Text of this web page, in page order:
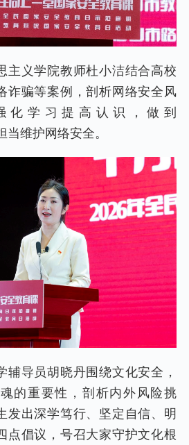
主义学院教师杜小洁结合高校
诈骗等案例，剖析网络安全风
化学习提高认识，做到
当维护网络安全。
辅导员胡晓丹围绕文化安全，
的重要性，剖析内外风险挑
发出深学笃行、坚定自信、明
点倡议，号召大家守护文化根